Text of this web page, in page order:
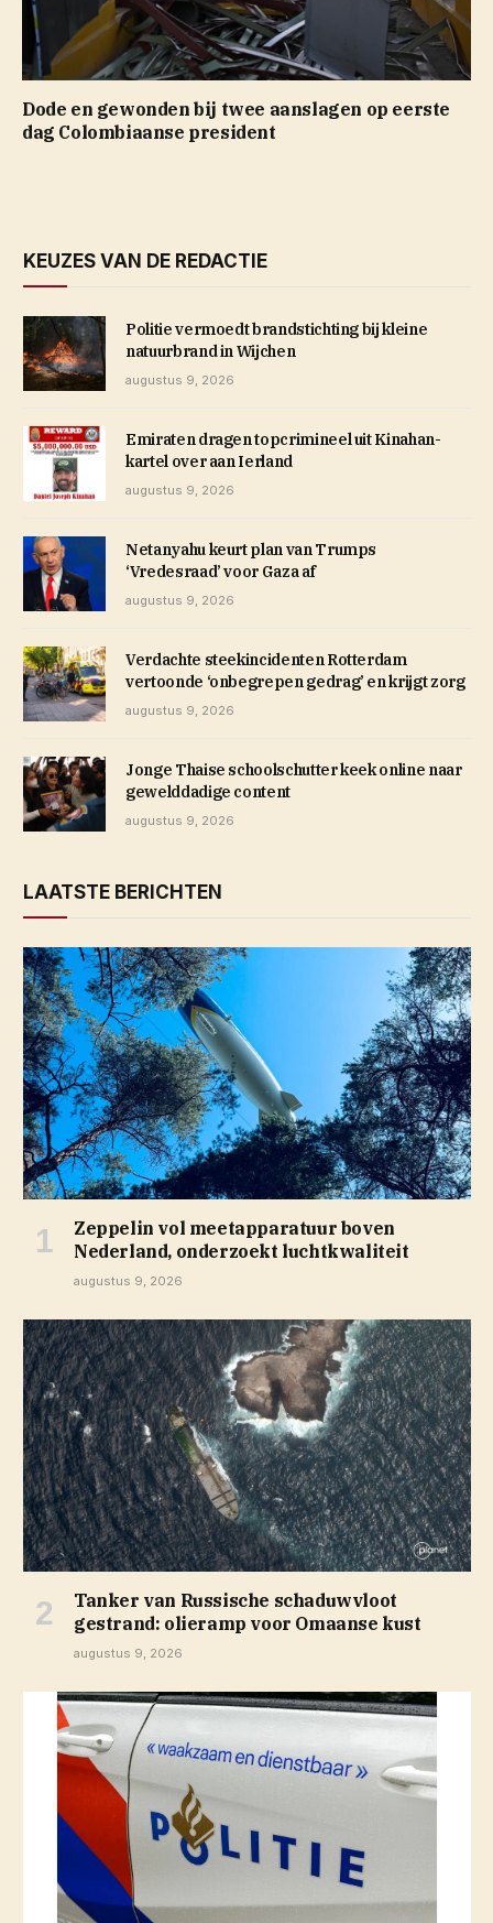
Dode en gewonden bij twee aanslagen op eerste
dag Colombiaanse president
KEUZES VAN DE REDACTIE
Politie vermoedt brandstichting bij kleine
natuurbrand in Wijchen
augustus 9, 2026
Emiraten dragen topcrimineel uit Kinahan-
kartel over aan Ierland
augustus 9, 2026
Netanyahu keurt plan van Trumps
‘Vredesraad’ voor Gaza af
augustus 9, 2026
Verdachte steekincidenten Rotterdam
vertoonde ‘onbegrepen gedrag’ en krijgt zorg
augustus 9, 2026
Jonge Thaise schoolschutter keek online naar
gewelddadige content
augustus 9, 2026
LAATSTE BERICHTEN
Zeppelin vol meetapparatuur boven
Nederland, onderzoekt luchtkwaliteit
augustus 9, 2026
Tanker van Russische schaduwvloot
gestrand: olieramp voor Omaanse kust
augustus 9, 2026